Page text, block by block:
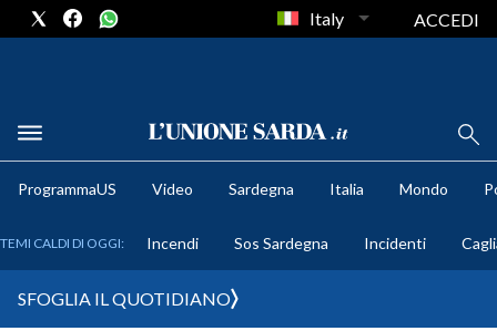
METEO
Italy ACCEDI
ProgrammaUS Video Sardegna Italia Mondo
TEMI CALDI DI OGGI: Incendi Sos Sardegna Incidenti
SFOGLIA IL QUOTIDIANO